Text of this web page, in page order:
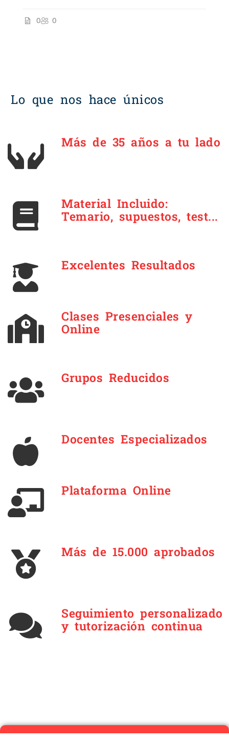
0 0
Lo que nos hace únicos
Más de 35 años a tu lado
Material Incluido:
Temario, supuestos, test...
Excelentes Resultados
Clases Presenciales y
Online
Grupos Reducidos
Docentes Especializados
Plataforma Online
Más de 15.000 aprobados
Seguimiento personalizado
y tutorización continua